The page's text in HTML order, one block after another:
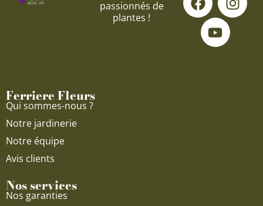
passionnés de
plantes !
a
c
e
n
s
o
u
t
u
Ferriere Fleurs
Qui sommes-nous ?
Notre jardinerie
Notre équipe
Avis clients
Nos services
Nos garanties